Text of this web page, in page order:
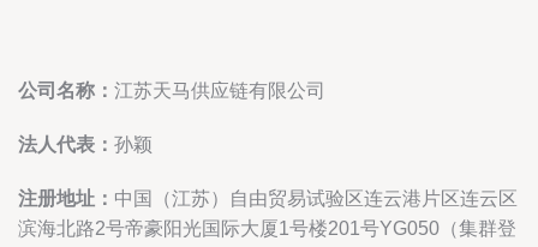
公司名称： 江苏天马供应链有限公司
法人代表： 孙颖
注册地址： 中国（江苏）自由贸易试验区连云港片区连云区
滨海北路2号帝豪阳光国际大厦1号楼201号YG050（集群登